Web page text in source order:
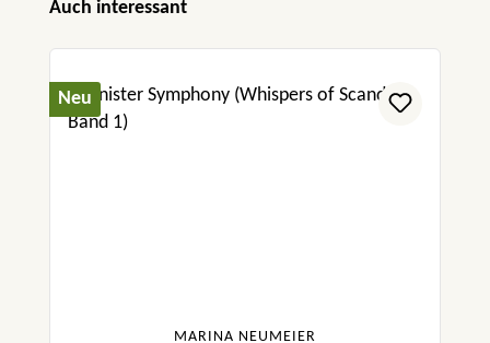
Produktgalerie überspringen
Auch interessant
Neu
MARINA NEUMEIER